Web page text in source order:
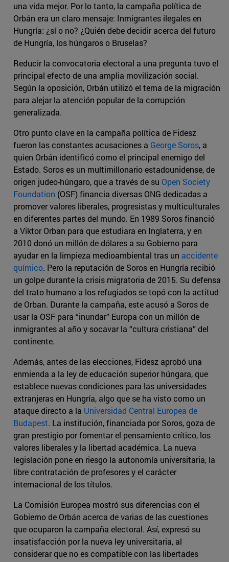
una vida mejor. Por lo tanto, la campaña política de
Orbán era un claro mensaje: Inmigrantes ilegales en
Hungría: ¿sí o no? ¿Quién debe decidir acerca del futuro
de Hungría, los húngaros o Bruselas?
Reducir la convocatoria electoral a una pregunta tuvo el
principal efecto de una amplia movilización social.
Según la oposición, Orbán utilizó el tema de la migración
para alejar la atención popular de la corrupción
generalizada.
Otro punto clave en la campaña política de Fidesz
fueron las constantes acusaciones a George Soros, a
quien Orbán identificó como el principal enemigo del
Estado. Soros es un multimillonario estadounidense, de
origen judeo-húngaro, que a través de su Open Society
Foundation (OSF) financia diversas ONG dedicadas a
promover valores liberales, progresistas y multiculturales
en diferentes partes del mundo. En 1989 Soros financió
a Viktor Orban para que estudiara en Inglaterra, y en
2010 donó un millón de dólares a su Gobierno para
ayudar en la limpieza medioambiental tras un accidente
químico. Pero la reputación de Soros en Hungría recibió
un golpe durante la crisis migratoria de 2015. Su defensa
del trato humano a los refugiados se topó con la actitud
de Orban. Durante la campaña, este acusó a Soros de
usar la OSF para “inundar” Europa con un millón de
inmigrantes al año y socavar la “cultura cristiana” del
continente.
Además, antes de las elecciones, Fidesz aprobó una
enmienda a la ley de educación superior húngara, que
establece nuevas condiciones para las universidades
extranjeras en Hungría, algo que se ha visto como un
ataque directo a la Universidad Central Europea de
Budapest. La institución, financiada por Soros, goza de
gran prestigio por fomentar el pensamiento crítico, los
valores liberales y la libertad académica. La nueva
legislación pone en riesgo la autonomía universitaria, la
libre contratación de profesores y el carácter
internacional de los títulos.
La Comisión Europea mostró sus diferencias con el
Gobierno de Orbán acerca de varias de las cuestiones
que ocuparon la campaña electoral. Así, expresó su
insatisfacción por la nueva ley universitaria, al
considerar que no es compatible con las libertades